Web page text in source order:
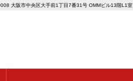
大阪市中央区大手前1丁目7番31号 OMMビル13階L1室